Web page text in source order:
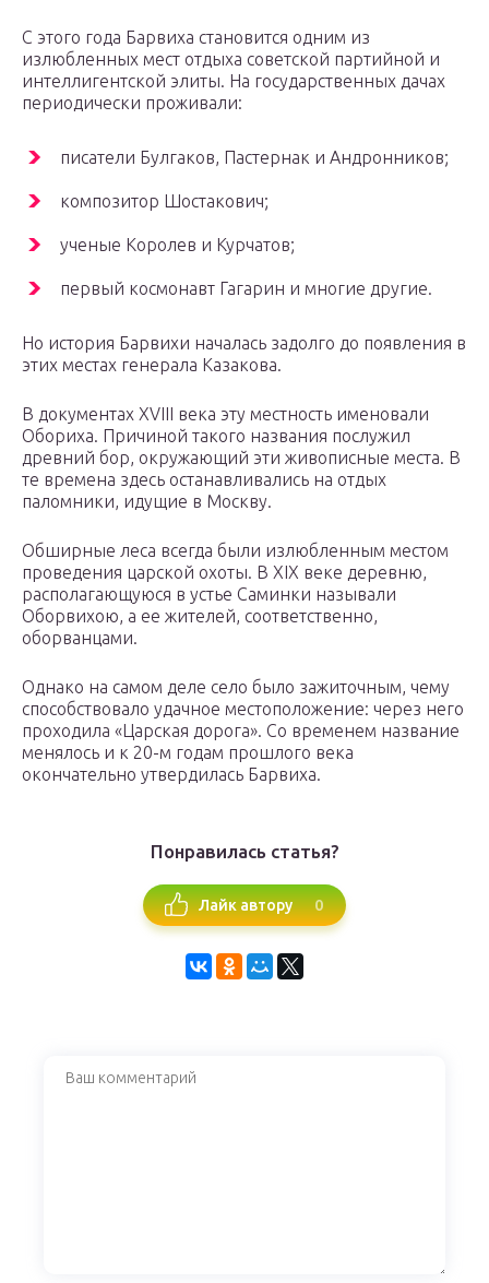
С этого года Барвиха становится одним из
излюбленных мест отдыха советской партийной и
интеллигентской элиты. На государственных дачах
периодически проживали:
писатели Булгаков, Пастернак и Андронников;
композитор Шостакович;
ученые Королев и Курчатов;
первый космонавт Гагарин и многие другие.
Но история Барвихи началась задолго до появления в
этих местах генерала Казакова.
В документах XVIII века эту местность именовали
Обориха. Причиной такого названия послужил
древний бор, окружающий эти живописные места. В
те времена здесь останавливались на отдых
паломники, идущие в Москву.
Обширные леса всегда были излюбленным местом
проведения царской охоты. В XIX веке деревню,
располагающуюся в устье Саминки называли
Оборвихою, а ее жителей, соответственно,
оборванцами.
Однако на самом деле село было зажиточным, чему
способствовало удачное местоположение: через него
проходила «Царская дорога». Со временем название
менялось и к 20-м годам прошлого века
окончательно утвердилась Барвиха.
Понравилась статья?
Лайк автору 0